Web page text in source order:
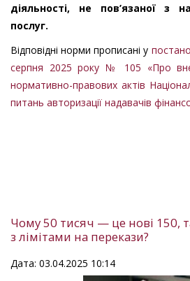
діяльності, не пов’язаної з
послуг.
Відповідні норми прописані у
серпня 2025 року № 105 «Про
нормативно-правових актів
питань авторизації надавачів
Чому 50 тисяч — це нові 150,
з лімітами на перекази?
Дата: 03.04.2025 10:14